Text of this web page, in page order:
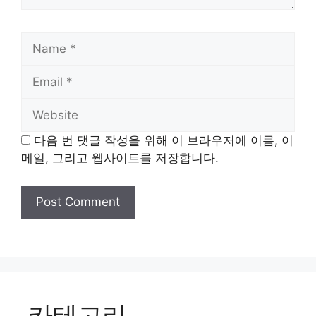
Name
Email
Website
다음 번 댓글 작성을 위해 이 브라우저에 이름, 이
메일, 그리고 웹사이트를 저장합니다.